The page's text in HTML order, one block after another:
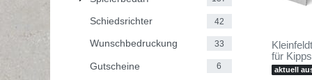
Schiedsrichter 42
Wunschbedruckung 33
Gutscheine 6
für
aktuell